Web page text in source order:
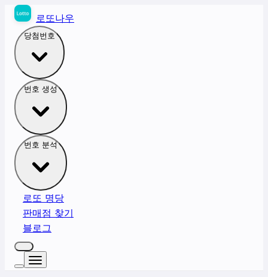
로또나우
당첨번호
번호 생성
번호 분석
로또 명당
판매점 찾기
블로그